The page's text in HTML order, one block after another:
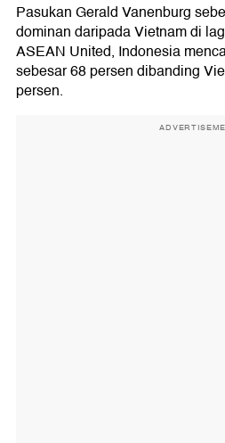
Pasukan Gerald Vanenburg
dominan daripada Vietnam di
ASEAN United, Indonesia
sebesar 68 persen dibanding
persen.